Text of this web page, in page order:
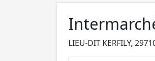
LIEU-DIT KERFILY,